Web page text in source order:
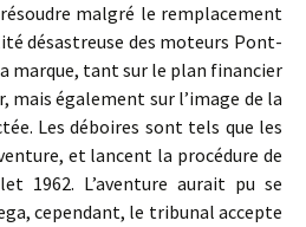
malgré le remplacement
désastreuse des moteurs Pont-
marque, tant sur le plan financier
mais également sur l’image de la
Les déboires sont tels que les
et lancent la procédure de
1962. L’aventure aurait pu se
cependant, le tribunal accepte